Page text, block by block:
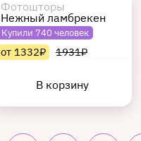
Фотошторы
Нежный ламбрекен
Купили 740 человек
от 1332₽ 1931₽
В корзину